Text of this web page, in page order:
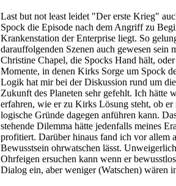
Last but not least leidet "Der erste Krieg"
Spock die Episode nach dem Angriff zu
Krankenstation der Enterprise liegt. So
darauffolgenden Szenen auch gewesen sein
Christine Chapel, die Spocks Hand hält,
Momente, in denen Kirks Sorge um Spock
Logik hat mir bei der Diskussion rund um
Zukunft des Planeten sehr gefehlt. Ich hätte
erfahren, wie er zu Kirks Lösung steht, ob er
logische Gründe dagegen anführen kann.
stehende Dilemma hätte jedenfalls meines
profitiert. Darüber hinaus fand ich vor allem
Bewusstsein ohrwatschen lässt.
Ohrfeigen ersuchen kann wenn er
Dialog ein, aber weniger (Watschen) wären